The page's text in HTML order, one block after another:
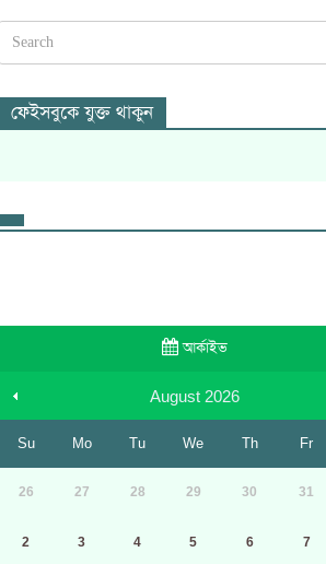
ফেইসবুকে যুক্ত থাকুন
আর্কাইভ
August 2026
Su Mo Tu We Th Fr
26 27 28 29 30 31
2 3 4 5 6 7